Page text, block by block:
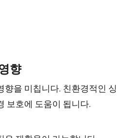
향
향을 미칩니다. 친환경적인 싱
보호에 도움이 됩니다.